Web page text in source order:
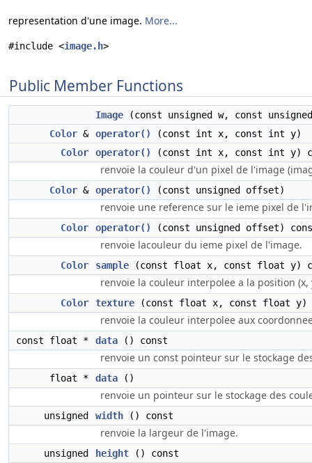
representation d'une image. More...
#include <image.h>
Public Member Functions
Image (const unsigned w, const
Color & operator()
(const int x, const int y)
Color
operator() (const int x, const int y)
renvoie la couleur d'un pixel de l'image
Color & operator() (const unsigned offset)
renvoie une reference sur le ieme pixel de
Color operator() (const unsigned offset)
renvoie lacouleur du ieme pixel de l'image.
Color sample (const float x, const float y)
renvoie la couleur interpolee a la position
Color texture (const float x, const float y)
renvoie la couleur interpolee aux
const float * data () const
renvoie un const pointeur sur le stockage
float * data ()
renvoie un pointeur sur le stockage des
unsigned width () const
renvoie la largeur de l'image.
unsigned height () const